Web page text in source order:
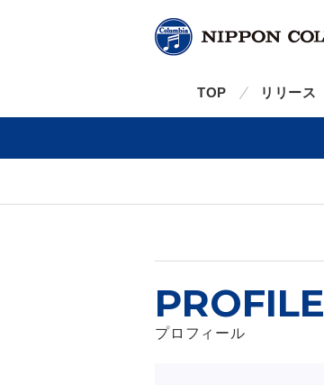
TOP リリース
PROFILE
プロフィール